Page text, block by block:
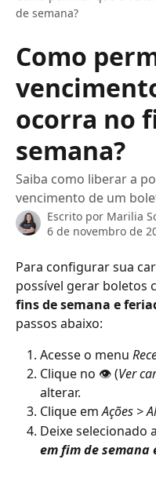
de semana?
Como
ocorra no
semana?
Saiba como liberar a
vencimento de um
Escrito por Marilia
6 de novembro de
Para configurar sua
possível gerar boletos
fins de semana e
passos abaixo:
Acesse o menu
Clique no 👁️ (Ver
alterar.
Clique em Ações >
Deixe selecionado
em fim de semana